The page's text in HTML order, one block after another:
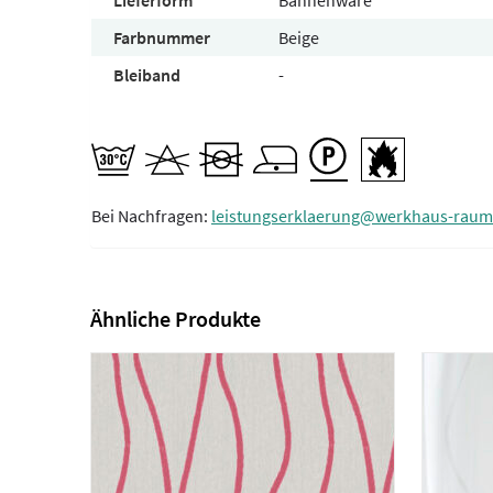
Farbnummer
Beige
Bleiband
-
Bei Nachfragen: leistungserklaerung@werkhaus-
Ähnliche Produkte